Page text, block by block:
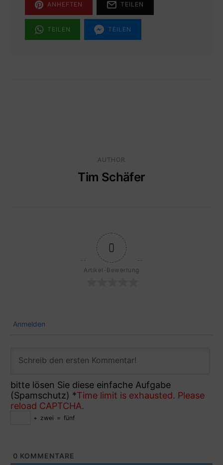
ANHEFTEN TEILEN
TEILEN TEILEN
AUTHOR
Tim Schäfer
0
Artikel-Bewertung
Anmelden
bitte lösen Sie diese einfache Aufgabe
(Spamschutz) *Time limit is exhausted. Please
reload CAPTCHA.
+ zwei = fünf
0 KOMMENTARE